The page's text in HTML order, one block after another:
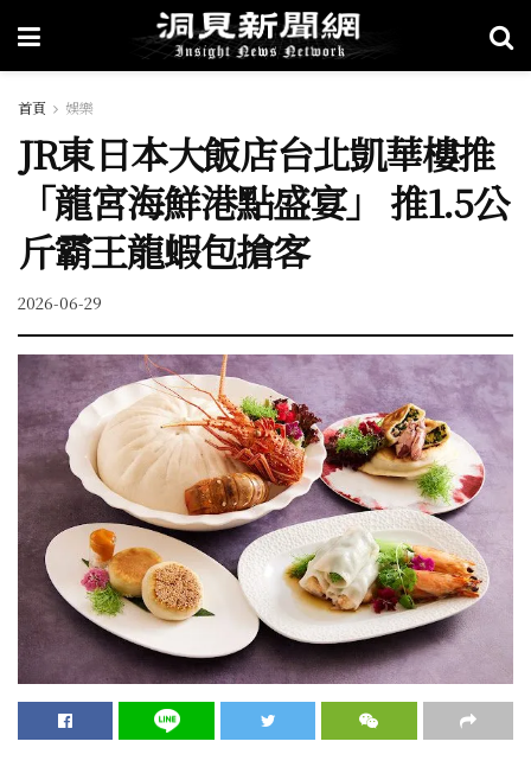
首頁 娛樂
JR東日本大飯店台北凱華樓推
「龍宮海鮮港點盛宴」 推1.5公
斤霸王龍蝦包搶客
2026-06-29